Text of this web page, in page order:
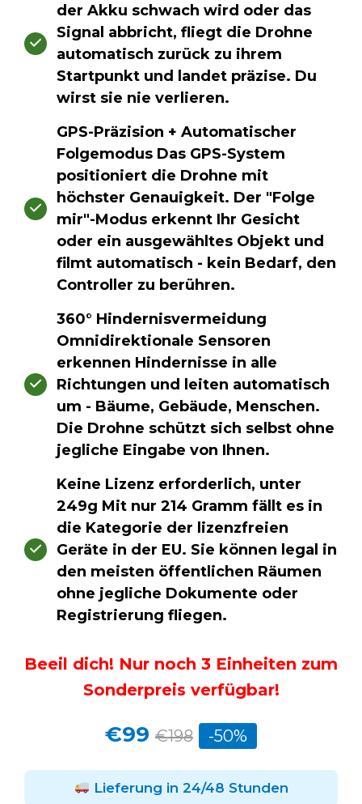
der Akku schwach wird oder das
Signal abbricht, fliegt die Drohne
automatisch zurück zu ihrem
Startpunkt und landet präzise. Du
wirst sie nie verlieren.
GPS-Präzision + Automatischer
Folgemodus Das GPS-System
positioniert die Drohne mit
höchster Genauigkeit. Der "Folge
mir"-Modus erkennt Ihr Gesicht
oder ein ausgewähltes Objekt und
filmt automatisch - kein Bedarf, den
Controller zu berühren.
360° Hindernisvermeidung
Omnidirektionale Sensoren
erkennen Hindernisse in alle
Richtungen und leiten automatisch
um - Bäume, Gebäude, Menschen.
Die Drohne schützt sich selbst ohne
jegliche Eingabe von Ihnen.
Keine Lizenz erforderlich, unter
249g Mit nur 214 Gramm fällt es in
die Kategorie der lizenzfreien
Geräte in der EU. Sie können legal in
den meisten öffentlichen Räumen
ohne jegliche Dokumente oder
Registrierung fliegen.
Beeil dich! Nur noch 3 Einheiten zum
Sonderpreis verfügbar!
€99 €198 -50%
Lieferung in 24/48 Stunden